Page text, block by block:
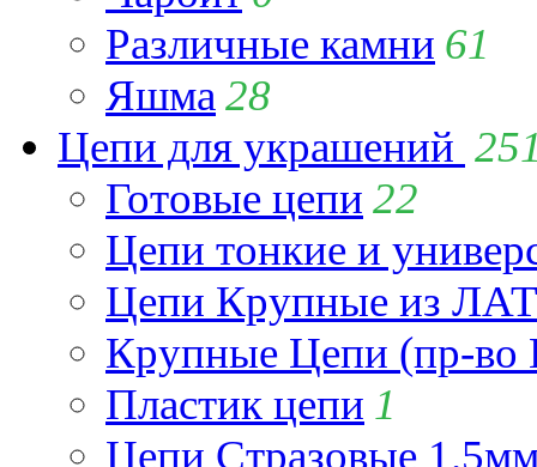
Различные камни 61
Яшма 28
Цепи для украшений
Готовые цепи 22
Цепи тонкие и
Цепи Крупные из
Крупные Цепи (пр-во
Пластик цепи 1
Цепи Стразовые